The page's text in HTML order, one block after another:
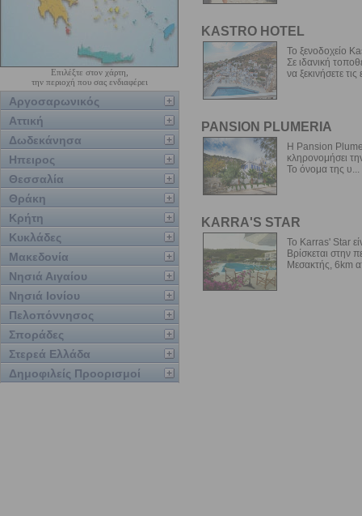
Επιλέξτε στον χάρτη,
την περιοχή που σας ενδιαφέρει
Αργοσαρωνικός
Αττική
Δωδεκάνησα
Ηπειρος
Θεσσαλία
Θράκη
Κρήτη
Κυκλάδες
Μακεδονία
Νησιά Αιγαίου
Νησιά Ιονίου
Πελοπόννησος
Σποράδες
Στερεά Ελλάδα
Δημοφιλείς Προορισμοί
KASTRO HOTEL
Το ξενοδοχείο
Σε ιδανική
να ξεκινήσετε
PANSION PLUMERIA
Η Pansion
κληρονομήσει
Το όνομα της υ...
KARRA'S STAR
Το Karras' Star
Βρίσκεται στην
Μεσακτής, 6km